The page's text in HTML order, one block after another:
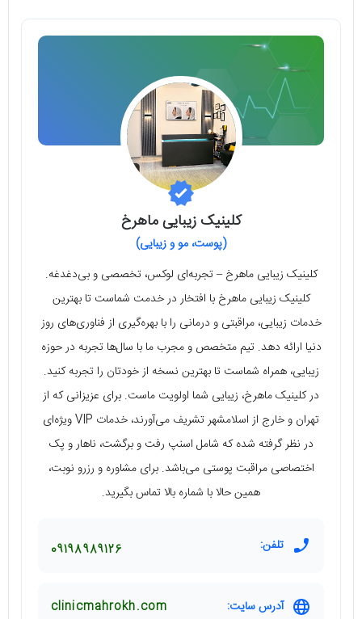
کلینیک زیبایی ماهرخ
(پوست، مو و زیبایی)
کلینیک زیبایی ماهرخ – تجربه‌ای لوکس، تخصصی و بی‌دغدغه.
کلینیک زیبایی ماهرخ با افتخار در خدمت شماست تا بهترین
خدمات زیبایی، مراقبتی و درمانی را با بهره‌گیری از فناوری‌های روز
دنیا ارائه دهد. تیم متخصص و مجرب ما با سال‌ها تجربه در حوزه
زیبایی، همراه شماست تا بهترین نسخه از خودتان را تجربه کنید.
در کلینیک ماهرخ، زیبایی شما اولویت ماست. برای عزیزانی که از
تهران و خارج از اسلامشهر تشریف می‌آورند، خدمات VIP ویژه‌ای
در نظر گرفته شده که شامل اسنپ رفت و برگشت، ناهار و پک
اختصاصی مراقبت پوستی می‌باشد. برای مشاوره و رزرو نوبت،
همین حالا با شماره بالا تماس بگیرید.
تلفن: 09198989126
آدرس سایت: clinicmahrokh.com